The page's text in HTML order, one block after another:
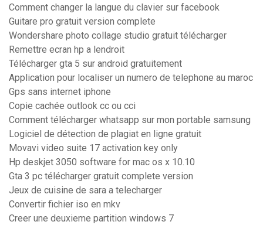
Comment changer la langue du clavier sur facebook
Guitare pro gratuit version complete
Wondershare photo collage studio gratuit télécharger
Remettre ecran hp a lendroit
Télécharger gta 5 sur android gratuitement
Application pour localiser un numero de telephone au maroc
Gps sans internet iphone
Copie cachée outlook cc ou cci
Comment télécharger whatsapp sur mon portable samsung
Logiciel de détection de plagiat en ligne gratuit
Movavi video suite 17 activation key only
Hp deskjet 3050 software for mac os x 10.10
Gta 3 pc télécharger gratuit complete version
Jeux de cuisine de sara a telecharger
Convertir fichier iso en mkv
Creer une deuxieme partition windows 7